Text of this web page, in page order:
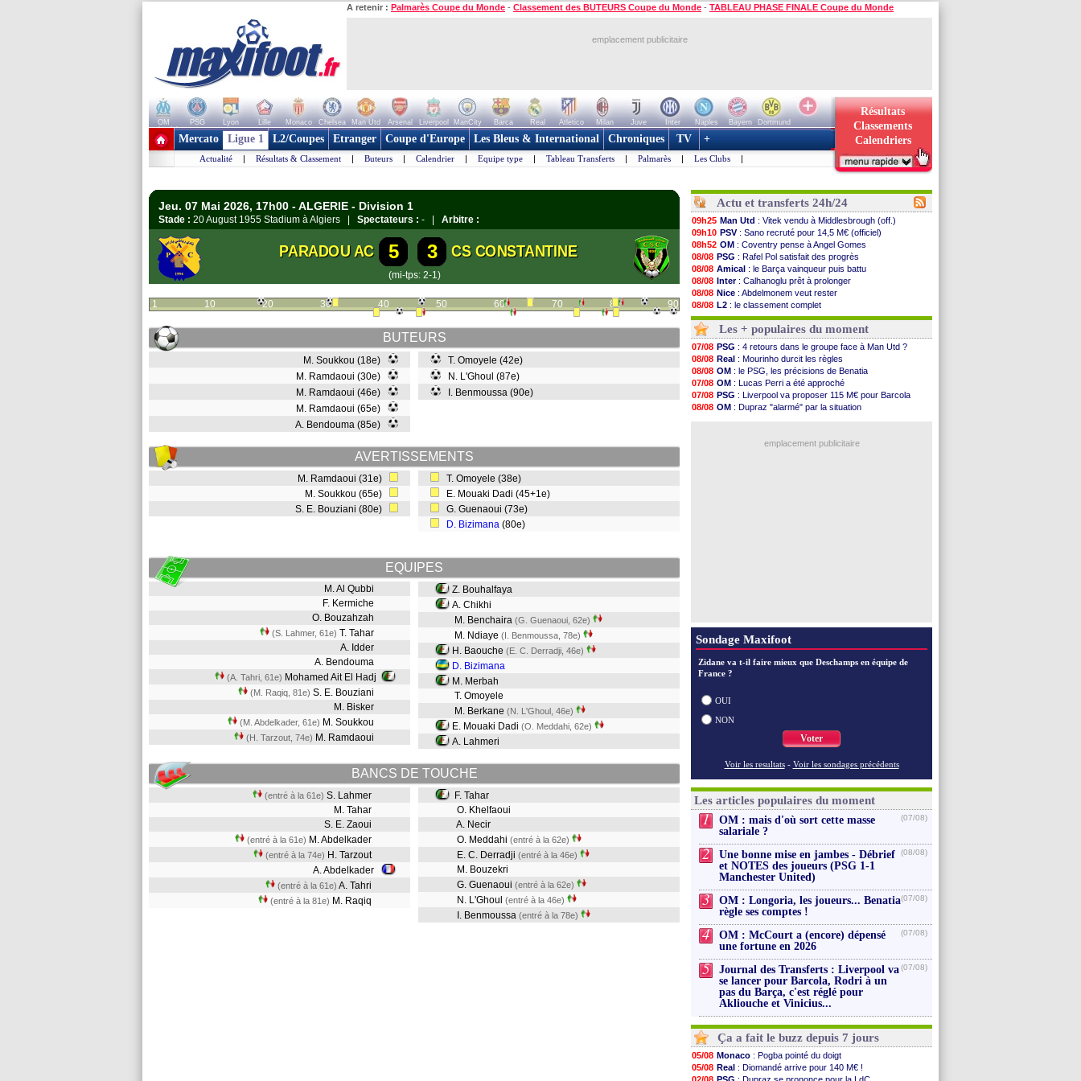
A retenir : Palmarès Coupe du Monde - Classement des BUTEURS Coupe du Monde - TABLEAU PHASE FINALE Coupe du Monde
emplacement publicitaire
OM PSG Lyon Lille Monaco Chelsea Man Utd Arsenal Liverpool ManCity Barca Real Atletico Milan Juve Inter Naples Bayern
Dortmund
+ de clubs
Résultats
Classements
Calendriers
Mercato Ligue 1 L2/Coupes Etranger Coupe d'Europe Les Bleus & International Chroniques TV +
Actualité | Résultats & Classement | Buteurs | Calendrier | Equipe type | Tableau Transferts | Palmarès | Les Clubs |
Jeu. 07 Mai 2026, 17h00 - ALGERIE - Division 1
Stade : 20 August 1955 Stadium à Algiers | Spectateurs : - | Arbitre :
PARADOU AC 5 3 CS CONSTANTINE
(mi-tps: 2-1)
1 10 20 30 40 50 60 70 80 90
BUTEURS
M. Soukkou (18e)
M. Ramdaoui (30e)
M. Ramdaoui (46e)
M. Ramdaoui (65e)
A. Bendouma (85e)
T. Omoyele (42e)
N. L'Ghoul (87e)
I. Benmoussa (90e)
AVERTISSEMENTS
M. Ramdaoui (31e)
M. Soukkou (65e)
S. E. Bouziani (80e)
T. Omoyele (38e)
E. Mouaki Dadi (45+1e)
G. Guenaoui (73e)
D. Bizimana (80e)
EQUIPES
M. Al Qubbi
F. Kermiche
O. Bouzahzah
(S. Lahmer, 61e) T. Tahar
A. Idder
A. Bendouma
(A. Tahri, 61e) Mohamed Ait El Hadj
(M. Raqiq, 81e) S. E. Bouziani
M. Bisker
(M. Abdelkader, 61e) M. Soukkou
(H. Tarzout, 74e) M. Ramdaoui
Z. Bouhalfaya
A. Chikhi
M. Benchaira (G. Guenaoui, 62e)
M. Ndiaye (I. Benmoussa, 78e)
H. Baouche (E. C. Derradji, 46e)
D. Bizimana
M. Merbah
T. Omoyele
M. Berkane (N. L'Ghoul, 46e)
E. Mouaki Dadi (O. Meddahi, 62e)
A. Lahmeri
BANCS DE TOUCHE
(entré à la 61e) S. Lahmer
M. Tahar
S. E. Zaoui
(entré à la 61e) M. Abdelkader
(entré à la 74e) H. Tarzout
A. Abdelkader
(entré à la 61e) A. Tahri
(entré à la 81e) M. Raqiq
F. Tahar
O. Khelfaoui
A. Necir
O. Meddahi (entré à la 62e)
E. C. Derradji (entré à la 46e)
M. Bouzekri
G. Guenaoui (entré à la 62e)
N. L'Ghoul (entré à la 46e)
I. Benmoussa (entré à la 78e)
Actu et transferts 24h/24
09h25 Man Utd : Vitek vendu à Middlesbrough (off.)
09h10 PSV : Sano recruté pour 14,5 M€ (officiel)
08h52 OM : Coventry pense à Angel Gomes
08/08 PSG : Rafel Pol satisfait des progrès
08/08 Amical : le Barça vainqueur puis battu
08/08 Inter : Calhanoglu prêt à prolonger
08/08 Nice : Abdelmonem veut rester
08/08 L2 : le classement complet
08/08 L2: les résultats de la soirée
08/08
Amical : Le Havre renversé par Oviedo
08/08 Amical: Nice battu aux tirs au but
08/08 Benfica : Ivanovic proche de Lens
08/08 OM: Dupraz "alarmé" par la situation
08/08 Atletico : Alvarez, le Barça va revoir son offre
08/08 Lorient: Mbamba prêté par Leverkusen (officiel)
08/08 Amical: le Real bat Ferencvaros
08/08 Naples: Lukaku dit oui à Fenerbahçe
: un nul entre Auxerre et Troyes
Les + populaires du moment
07/08 PSG : 4 retours dans le groupe face à Man Utd ?
08/08 Real : Mourinho durcit les règles
08/08 OM : le PSG, les précisions de Benatia
07/08 OM : Lucas Perri a été approché
07/08 PSG : Liverpool va proposer 115 M€ pour Barcola
08/08 OM : Dupraz "alarmé" par la situation
emplacement publicitaire
Sondage Maxifoot
Zidane va t-il faire mieux que Deschamps en équipe de
France ?
OUI
NON
Voter
Voir les resultats - Voir les sondages précédents
Les articles populaires du moment
1
OM : mais d'où sort cette masse
salariale ?
(07/08)
2
Une bonne mise en jambes - Débrief
et NOTES des joueurs (PSG 1-1
Manchester United)
(08/08)
3
OM : Longoria, les joueurs... Benatia
règle ses comptes !
(07/08)
4
OM : McCourt a (encore) dépensé
une fortune en 2026
(07/08)
5
Journal des Transferts : Liverpool va
se lancer pour Barcola, Rodri à un
pas du Barça, c'est réglé pour
Akliouche et Vinicius...
(07/08)
Ça a fait le buzz depuis 7 jours
05/08 Monaco : Pogba pointé du doigt
05/08 Real : Diomandé arrive pour 140 M€ !